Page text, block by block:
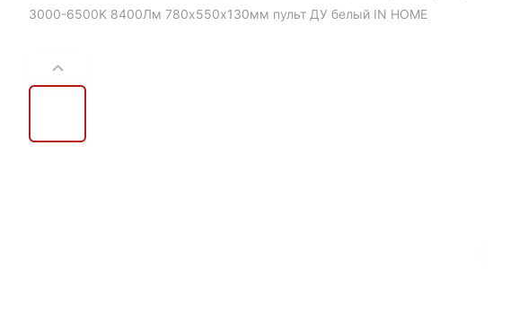
3000-6500K 8400Лм 780х550х130мм пульт ДУ белый IN HOME